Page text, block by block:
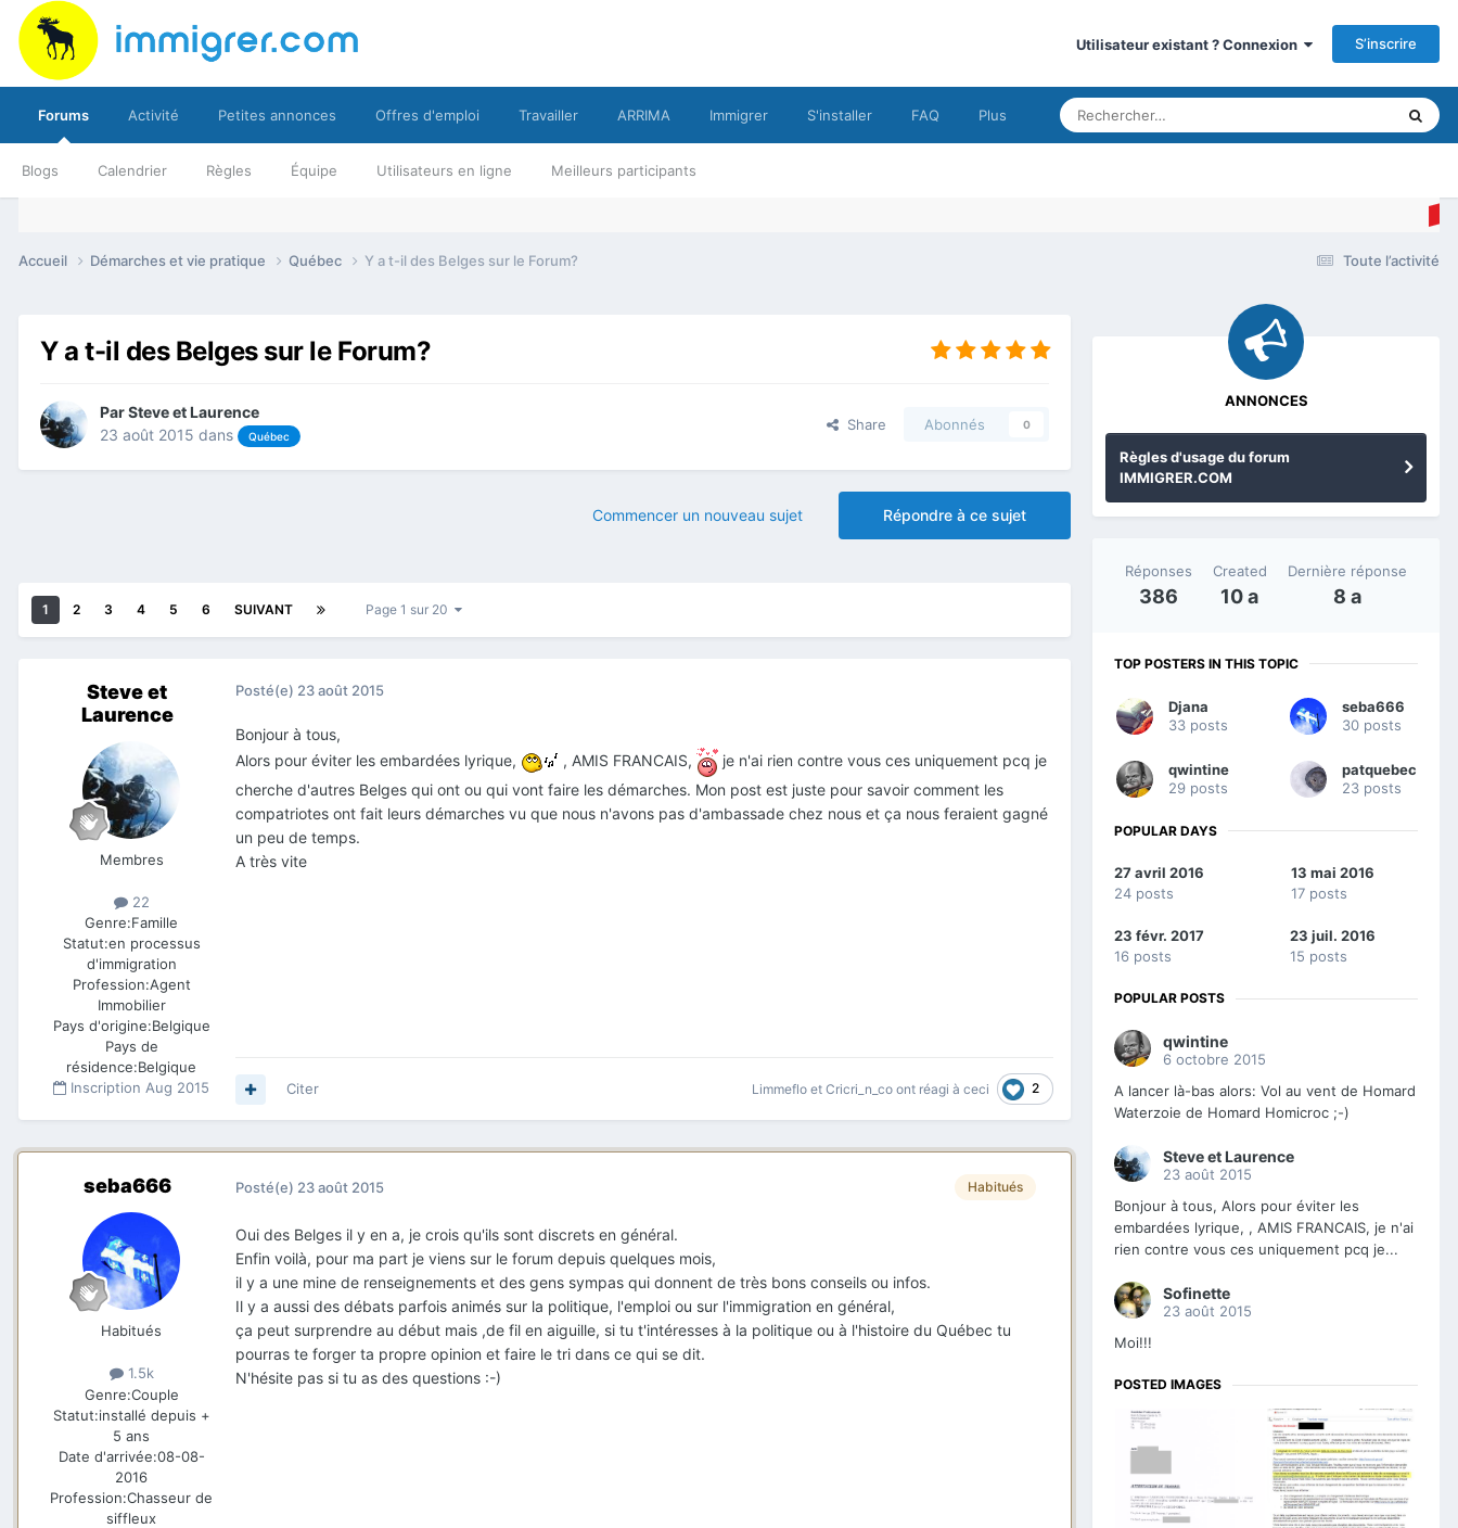
Utilisateur existant ? Connexion S’inscrire
Forums
Blogs Calendrier Règles Équipe Utilisateurs en ligne Meilleurs participants
Activité Petites annonces Offres d'emploi Travailler ARRIMA Immigrer S'installer FAQ Plus
Toute l’activité
Accueil Démarches et vie pratique Québec Y a t-il des Belges sur le Forum?
Y a t-il des Belges sur le Forum?
ParSteve et Laurence
23 août 2015 dans Québec
Share Abonnés 0
Répondre à ce sujet
Commencer un nouveau sujet
1 2 3 4 5 6 SUIVANT Page 1 sur 20
Steve et
Laurence
Membres
22
Genre:Famille
Statut:en processus
d'immigration
Profession:Agent
Immobilier
Pays d'origine:Belgique
Pays de
résidence:Belgique
Inscription Aug 2015
Posté(e) 23 août 2015
Bonjour à tous,
Alors pour éviter les embardées lyrique,
, AMIS FRANCAIS,
je n'ai rien contre vous ces uniquement pcq je
cherche d'autres Belges qui ont ou qui vont faire les démarches. Mon post est juste pour savoir comment les
compatriotes ont fait leurs démarches vu que nous n'avons pas d'ambassade chez nous et ça nous feraient gagné
un peu de temps.
A très vite
Limmeflo et Cricri_n_co ont réagi à ceci 2
Citer
seba666
Habitués
1.5k
Genre:Couple
Statut:installé depuis +
5 ans
Date d'arrivée:08-08-
2016
Profession:Chasseur de
siffleux
Habitués
Posté(e) 23 août 2015
Oui des Belges il y en a, je crois qu'ils sont discrets en général.
Enfin voilà, pour ma part je viens sur le forum depuis quelques mois,
il y a une mine de renseignements et des gens sympas qui donnent de très bons conseils ou infos.
Il y a aussi des débats parfois animés sur la politique, l'emploi ou sur l'immigration en général,
ça peut surprendre au début mais ,de fil en aiguille, si tu t'intéresses à la politique ou à l'histoire du Québec tu
pourras te forger ta propre opinion et faire le tri dans ce qui se dit.
N'hésite pas si tu as des questions :-)
ANNONCES
Règles d'usage du forum
IMMIGRER.COM
Réponses
386
Created
10 a
Dernière réponse
8 a
TOP POSTERS IN THIS TOPIC
Djana
33 posts
seba666
30 posts
qwintine
29 posts
patquebec
23 posts
POPULAR DAYS
27 avril 2016
24 posts
13 mai 2016
17 posts
23 févr. 2017
16 posts
23 juil. 2016
15 posts
POPULAR POSTS
qwintine
6 octobre 2015
A lancer là-bas alors: Vol au vent de Homard
Waterzoie de Homard Homicroc ;-)
Steve et Laurence
23 août 2015
Bonjour à tous, Alors pour éviter les
embardées lyrique, , AMIS FRANCAIS, je n'ai
rien contre vous ces uniquement pcq je...
Sofinette
23 août 2015
Moi!!!
POSTED IMAGES